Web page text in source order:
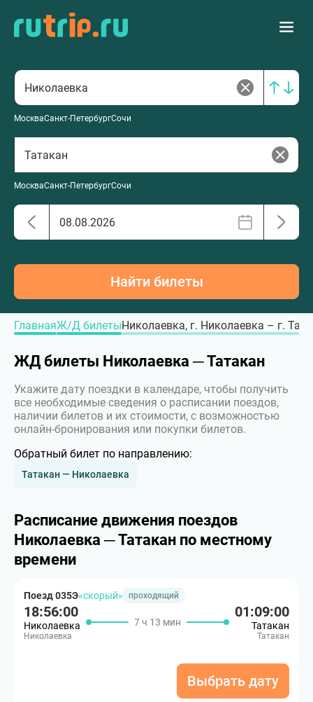
МоскваСанкт-ПетербургСочи
МоскваСанкт-ПетербургСочи
Найти билеты
ГлавнаяЖ/Д билетыНиколаевка, г. Николаевка – г.
ЖД билеты Николаевка ─ Татакан
Укажите дату поездки в календаре, чтобы получить
все необходимые сведения о расписании поездов,
наличии билетов и их стоимости, с возможностью
онлайн-бронирования или покупки билетов.
Обратный билет по направлению:
Татакан — Николаевка
Расписание движения поездов
Николаевка ─ Татакан по местному
времени
Поезд 035Э«скорый» проходящий
18:56:00
Николаевка
Николаевка
7 ч 13 мин
01:09:00
Татакан
Татакан
Выбрать дату